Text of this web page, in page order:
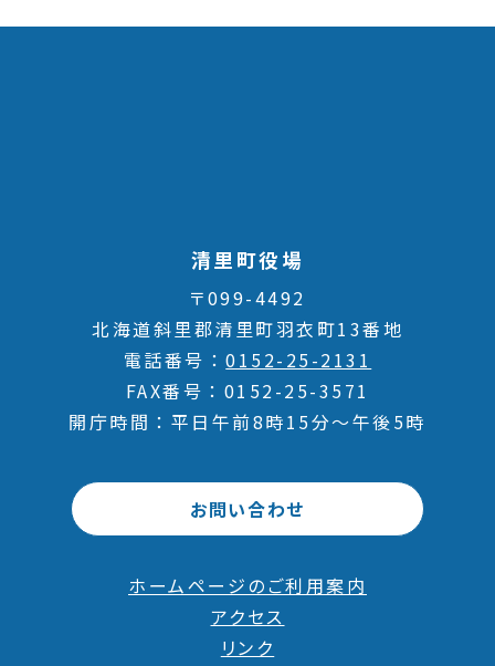
清里町役場
〒099-4492
北海道斜里郡清里町羽衣町13番地
電話番号
0152-25-2131
FAX番号
0152-25-3571
開庁時間
平日午前8時15分～午後5時
お問い合わせ
ホームページのご利用案内
アクセス
リンク